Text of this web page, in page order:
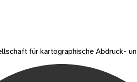
für kartographische Abdruck-